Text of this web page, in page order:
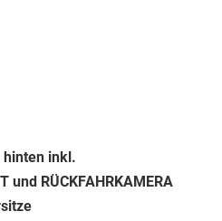
hinten inkl.
und RÜCKFAHRKAMERA